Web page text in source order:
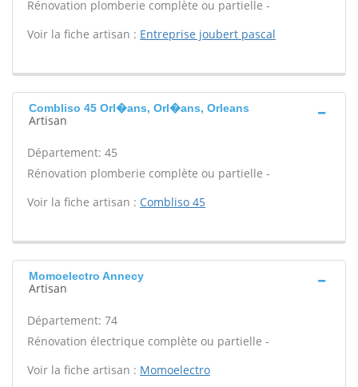
Rénovation plomberie complète ou partielle -
Voir la fiche artisan : Entreprise joubert pascal
Combliso 45 Orl�ans, Orl�ans, Orleans
Artisan
Département: 45
Rénovation plomberie complète ou partielle -
Voir la fiche artisan : Combliso 45
Momoelectro Annecy
Artisan
Département: 74
Rénovation électrique complète ou partielle -
Voir la fiche artisan : Momoelectro